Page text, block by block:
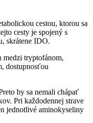
cestou, ktorou sa
cesty je spojený s
skrátene IDO.
medzi tryptofánom,
dostupnosťou
by sa nemali chápať
Pri každodennej strave
jednotlivé aminokyseliny